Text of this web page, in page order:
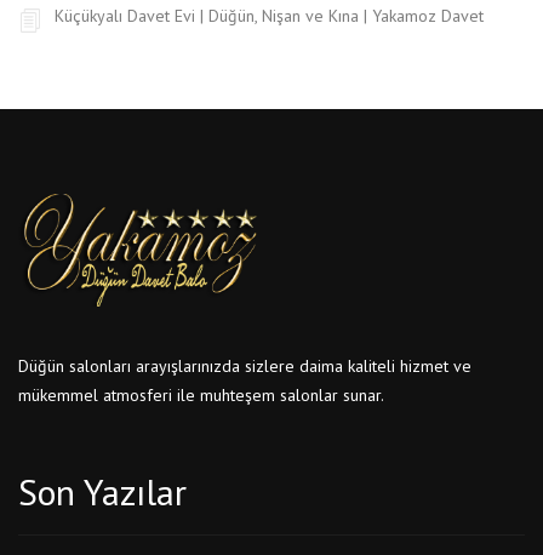
Küçükyalı Davet Evi | Düğün, Nişan ve Kına | Yakamoz Davet
Düğün salonları arayışlarınızda sizlere daima kaliteli hizmet ve
mükemmel atmosferi ile muhteşem salonlar sunar.
Son Yazılar